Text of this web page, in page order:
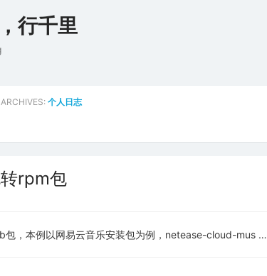
行千里
个人日志
rpm包
包，本例以网易云音乐安装包为例，netease-cloud-mus …